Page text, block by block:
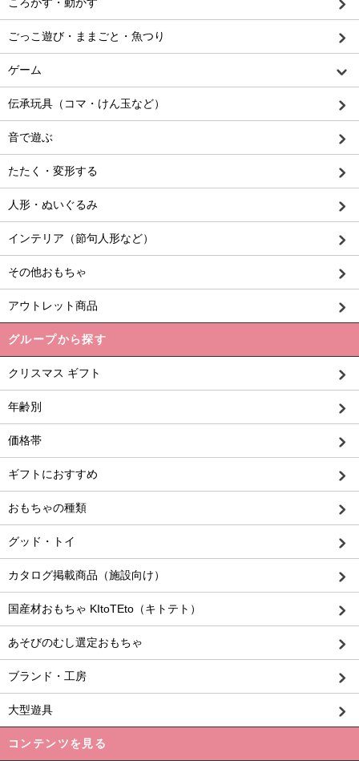
ころがす・動かす
ごっこ遊び・ままごと・魚つり
ゲーム
伝承玩具（コマ・けん玉など）
音で遊ぶ
たたく・変形する
人形・ぬいぐるみ
インテリア（節句人形など）
その他おもちゃ
アウトレット商品
グループから探す
クリスマス ギフト
年齢別
価格帯
ギフトにおすすめ
おもちゃの種類
グッド・トイ
カタログ掲載商品（施設向け）
国産材おもちゃ KItoTEto（キトテト）
あそびのむし選定おもちゃ
ブランド・工房
大型遊具
コンテンツを見る